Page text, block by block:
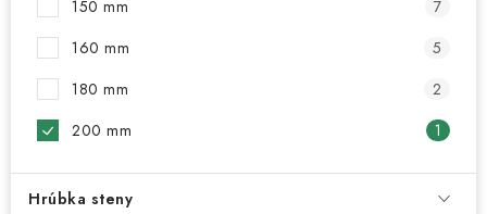
150 mm
7
160 mm
5
180 mm
2
200 mm
1
Hrúbka steny